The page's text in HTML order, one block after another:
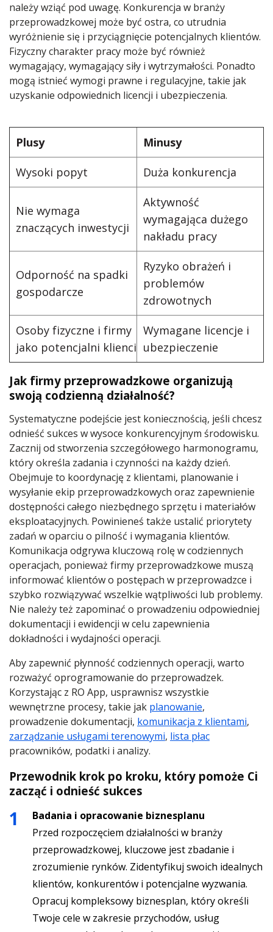
należy wziąć pod uwagę. Konkurencja w branży
przeprowadzkowej może być ostra, co utrudnia
wyróżnienie się i przyciągnięcie potencjalnych klientów.
Fizyczny charakter pracy może być również
wymagający, wymagający siły i wytrzymałości. Ponadto
mogą istnieć wymogi prawne i regulacyjne, takie jak
uzyskanie odpowiednich licencji i ubezpieczenia.
Plusy Minusy
Wysoki popyt Duża konkurencja
Nie wymaga
znaczących inwestycji
Aktywność
wymagająca dużego
nakładu pracy
Odporność na spadki
gospodarcze
Ryzyko obrażeń i
problemów
zdrowotnych
Osoby fizyczne i firmy
jako potencjalni klienci
Wymagane licencje i
ubezpieczenie
Jak firmy przeprowadzkowe organizują
swoją codzienną działalność?
Systematyczne podejście jest koniecznością, jeśli chcesz
odnieść sukces w wysoce konkurencyjnym środowisku.
Zacznij od stworzenia szczegółowego harmonogramu,
który określa zadania i czynności na każdy dzień.
Obejmuje to koordynację z klientami, planowanie i
wysyłanie ekip przeprowadzkowych oraz zapewnienie
dostępności całego niezbędnego sprzętu i materiałów
eksploatacyjnych. Powinieneś także ustalić priorytety
zadań w oparciu o pilność i wymagania klientów.
Komunikacja odgrywa kluczową rolę w codziennych
operacjach, ponieważ firmy przeprowadzkowe muszą
informować klientów o postępach w przeprowadzce i
szybko rozwiązywać wszelkie wątpliwości lub problemy.
Nie należy też zapominać o prowadzeniu odpowiedniej
dokumentacji i ewidencji w celu zapewnienia
dokładności i wydajności operacji.
Aby zapewnić płynność codziennych operacji, warto
rozważyć oprogramowanie do przeprowadzek.
Korzystając z RO App, usprawnisz wszystkie
wewnętrzne procesy, takie jak planowanie,
prowadzenie dokumentacji, komunikacja z klientami,
zarządzanie usługami terenowymi, lista płac
pracowników, podatki i analizy.
Przewodnik krok po kroku, który pomoże Ci
zacząć i odnieść sukces
Badania i opracowanie biznesplanu
Przed rozpoczęciem działalności w branży
przeprowadzkowej, kluczowe jest zbadanie i
zrozumienie rynków. Zidentyfikuj swoich idealnych
klientów, konkurentów i potencjalne wyzwania.
Opracuj kompleksowy biznesplan, który określi
Twoje cele w zakresie przychodów, usług